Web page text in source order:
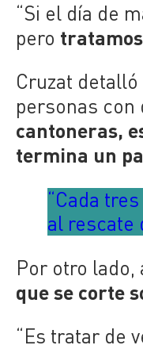
“Si el día de
pero
Cruzat
personas con
cantoneras,
termina un
“Cada
al rescate
Por otro lado,
que se corte
“Es tratar de